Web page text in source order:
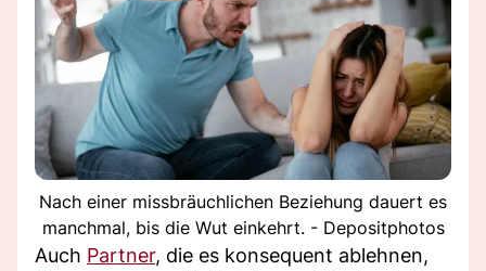
Nach einer missbräuchlichen Beziehung dauert es
manchmal, bis die Wut einkehrt. - Depositphotos
Auch Partner, die es konsequent ablehnen,